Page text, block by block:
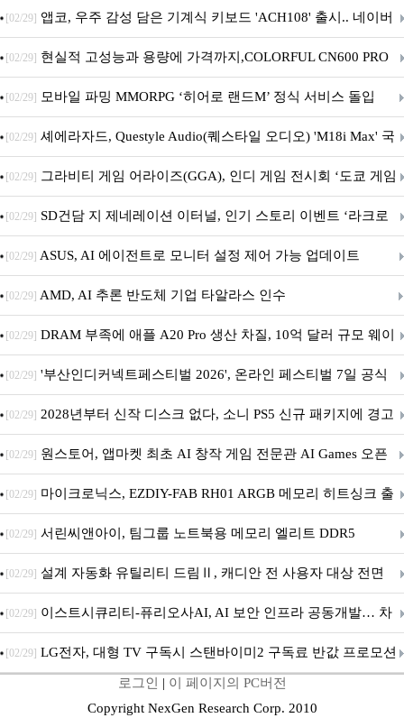
니터·스마트 펫 침대 기부
[02/29] 앱코, 우주 감성 담은 기계식 키보드 'ACH108' 출시.. 네이버
브랜드데이 기획전 진행
[02/29] 현실적 고성능과 용량에 가격까지,COLORFUL CN600 PRO
M.2 NVMe 디앤디컴 1TB
[02/29] 모바일 파밍 MMORPG ‘히어로 랜드M’ 정식 서비스 돌입
[02/29] 셰에라자드, Questyle Audio(퀘스타일 오디오) 'M18i Max' 국
내 정식 출시
[02/29] 그라비티 게임 어라이즈(GGA), 인디 게임 전시회 ‘도쿄 게임
던전 13’ 참가!
[02/29] SD건담 지 제네레이션 이터널, 인기 스토리 이벤트 ‘라크로
아의 용사’ 재개최 및 풍성한 기념 이벤트 실시!
[02/29] ASUS, AI 에이전트로 모니터 설정 제어 가능 업데이트
[02/29] AMD, AI 추론 반도체 기업 타알라스 인수
[02/29] DRAM 부족에 애플 A20 Pro 생산 차질, 10억 달러 규모 웨이
퍼 대기
[02/29] '부산인디커넥트페스티벌 2026', 온라인 페스티벌 7일 공식
개막... 22일간 진행
[02/29] 2028년부터 신작 디스크 없다, 소니 PS5 신규 패키지에 경고
문 추가
[02/29] 원스토어, 앱마켓 최초 AI 창작 게임 전문관 AI Games 오픈
[02/29] 마이크로닉스, EZDIY-FAB RH01 ARGB 메모리 히트싱크 출
시
[02/29] 서린씨앤아이, 팀그룹 노트북용 메모리 엘리트 DDR5
5600MHz 16GB 출시
[02/29] 설계 자동화 유틸리티 드림Ⅱ, 캐디안 전 사용자 대상 전면
무상 배포
[02/29] 이스트시큐리티-퓨리오사AI, AI 보안 인프라 공동개발… 차
세대 AI 보안 플랫폼 구축
[02/29] LG전자, 대형 TV 구독시 스탠바이미2 구독료 반값 프로모션
로그인 | 이 페이지의 PC버전
Copyright NexGen Research Corp. 2010